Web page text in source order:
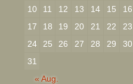
10
11 12 13 14 15
16
17
18 19 20 21 22
23
24
25 26 27 28 29
30
31
« Aug.